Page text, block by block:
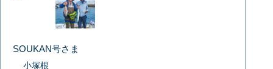
SOUKAN号さま
小塚根